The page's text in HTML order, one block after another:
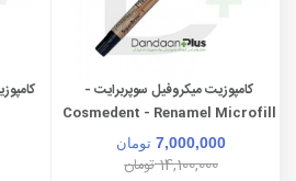
کامپوزیت میکروفیل سوپربرایت -
Cosmedent - Renamel Microfill
SuperBrite
7,000,000 تومان
14,100,000تومان